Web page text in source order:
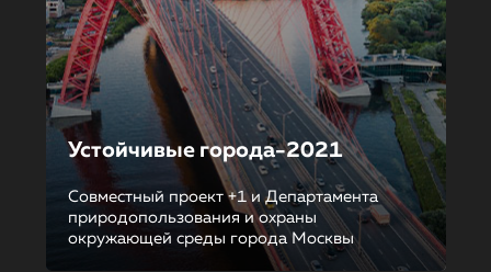
Устойчивые города-2021
Совместный проект +1 и Департамента
природопользования и охраны
окружающей среды города Москвы